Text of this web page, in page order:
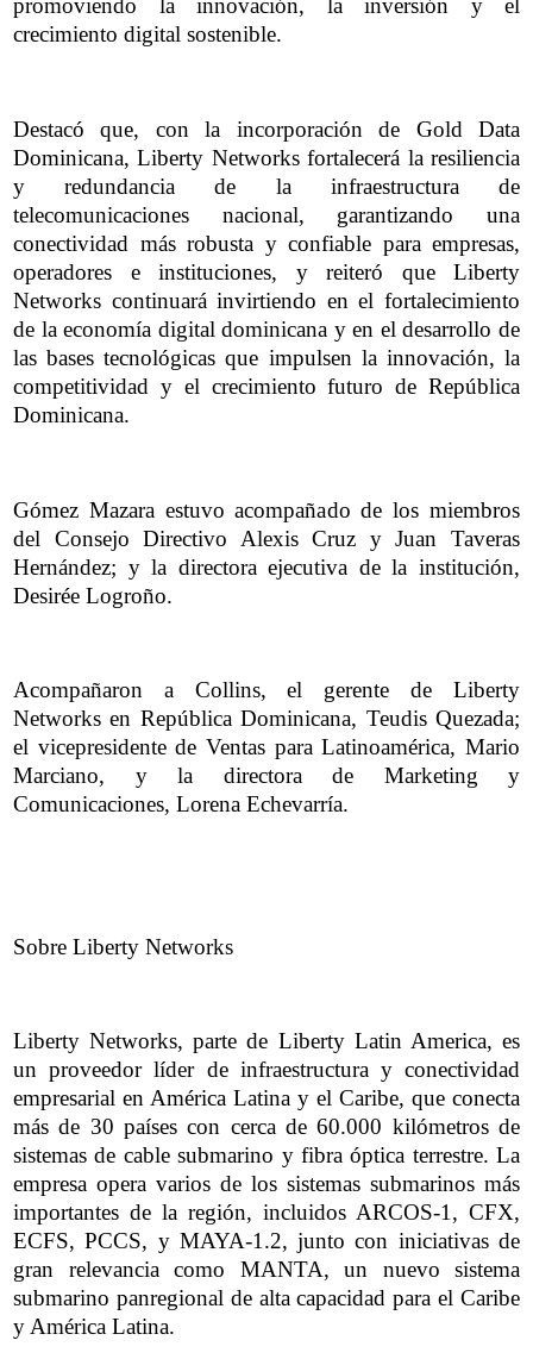
promoviendo la innovación, la inversión y el
crecimiento digital sostenible.
Destacó que, con la incorporación de Gold Data
Dominicana, Liberty Networks fortalecerá la resiliencia
y redundancia de la infraestructura de
telecomunicaciones nacional, garantizando una
conectividad más robusta y confiable para empresas,
operadores e instituciones, y reiteró que Liberty
Networks continuará invirtiendo en el fortalecimiento
de la economía digital dominicana y en el desarrollo de
las bases tecnológicas que impulsen la innovación, la
competitividad y el crecimiento futuro de República
Dominicana.
Gómez Mazara estuvo acompañado de los miembros
del Consejo Directivo Alexis Cruz y Juan Taveras
Hernández; y la directora ejecutiva de la institución,
Desirée Logroño.
Acompañaron a Collins, el gerente de Liberty
Networks en República Dominicana, Teudis Quezada;
el vicepresidente de Ventas para Latinoamérica, Mario
Marciano, y la directora de Marketing y
Comunicaciones, Lorena Echevarría.
Sobre Liberty Networks
Liberty Networks, parte de Liberty Latin America, es
un proveedor líder de infraestructura y conectividad
empresarial en América Latina y el Caribe, que conecta
más de 30 países con cerca de 60.000 kilómetros de
sistemas de cable submarino y fibra óptica terrestre. La
empresa opera varios de los sistemas submarinos más
importantes de la región, incluidos ARCOS-1, CFX,
ECFS, PCCS, y MAYA-1.2, junto con iniciativas de
gran relevancia como MANTA, un nuevo sistema
submarino panregional de alta capacidad para el Caribe
y América Latina.